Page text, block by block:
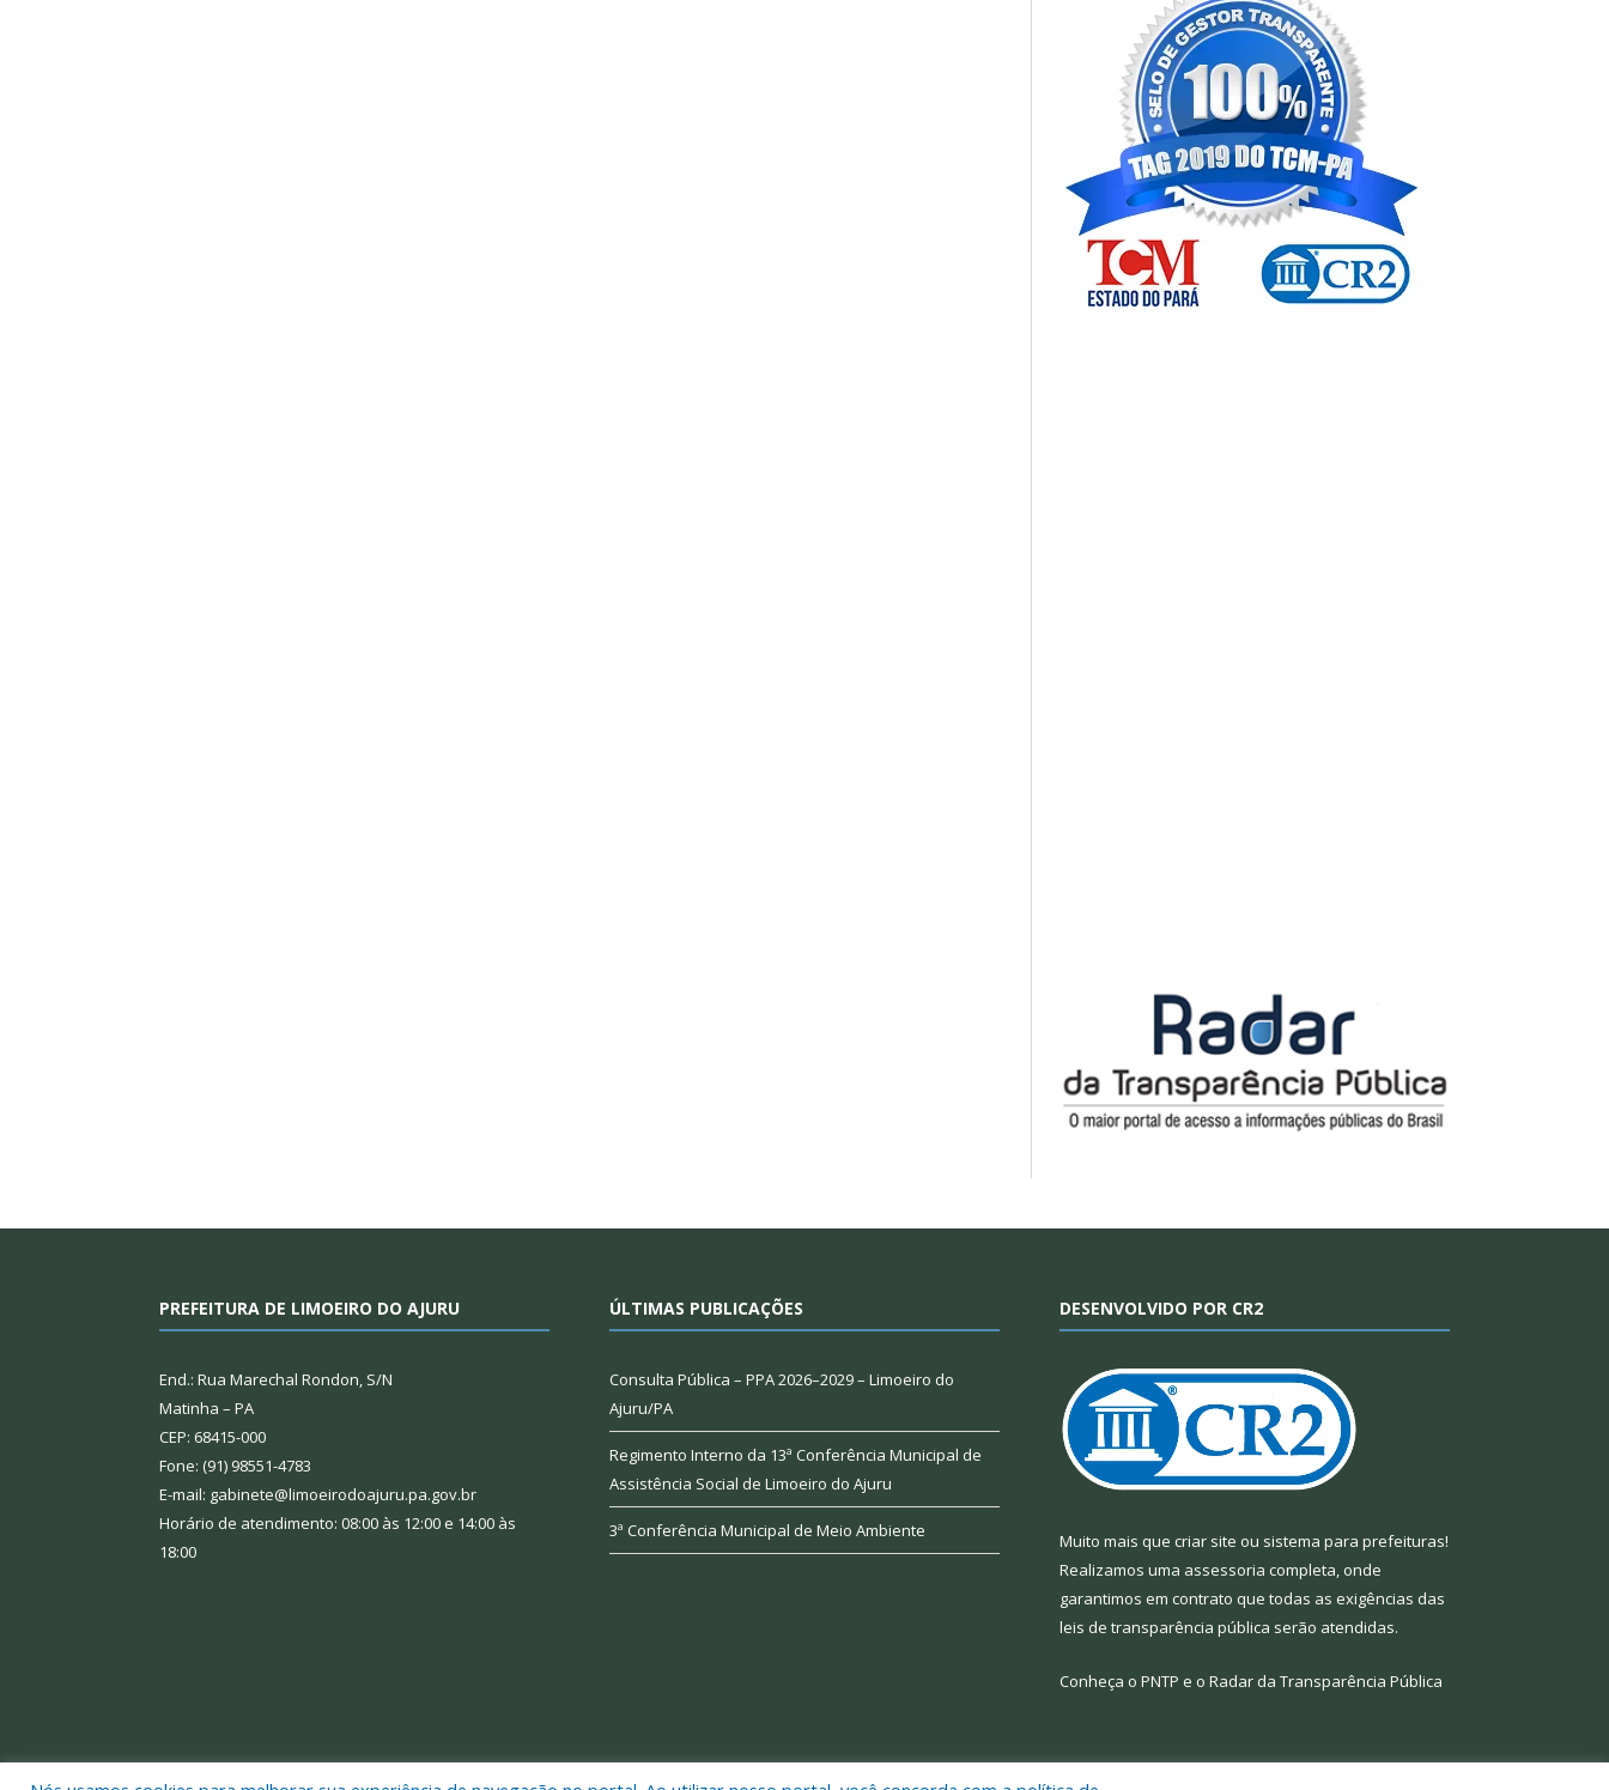
PREFEITURA DE LIMOEIRO DO AJURU
End.: Rua Marechal Rondon, S/N
Matinha – PA
CEP: 68415-000
Fone: (91) 98551-4783
E-mail: gabinete@limoeirodoajuru.pa.gov.br
Horário de atendimento: 08:00 às 12:00 e 14:00 às
18:00
ÚLTIMAS PUBLICAÇÕES
Consulta Pública – PPA 2026–2029 – Limoeiro do
Ajuru/PA
Regimento Interno da 13ª Conferência Municipal de
Assistência Social de Limoeiro do Ajuru
3ª Conferência Municipal de Meio Ambiente
DESENVOLVIDO POR CR2
Muito mais que criar site ou sistema para prefeituras!
Realizamos uma assessoria completa, onde
garantimos em contrato que todas as exigências das
leis de transparência pública serão atendidas.
Conheça o PNTP e o Radar da Transparência Pública